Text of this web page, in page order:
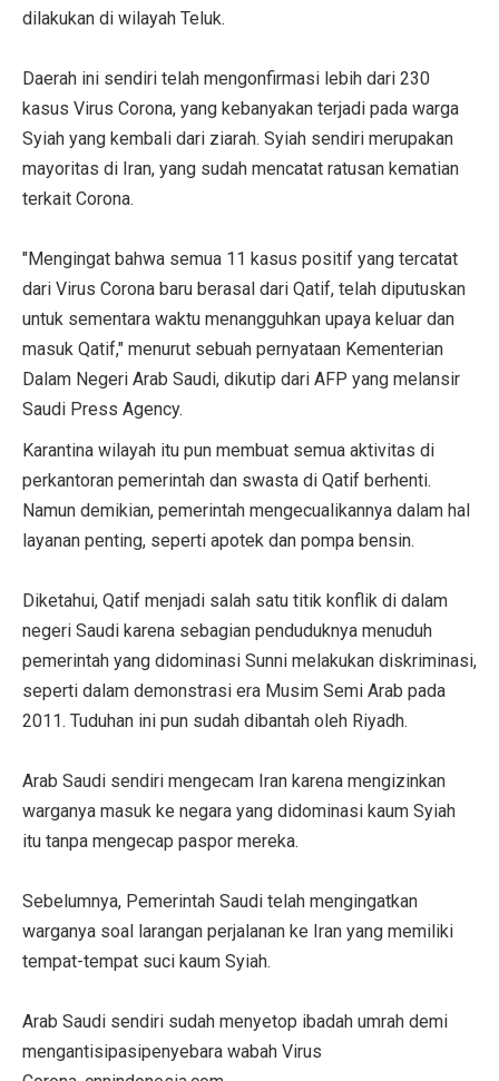
dilakukan di wilayah Teluk.
Daerah ini sendiri telah mengonfirmasi lebih dari 230
kasus Virus Corona, yang kebanyakan terjadi pada warga
Syiah yang kembali dari ziarah. Syiah sendiri merupakan
mayoritas di Iran, yang sudah mencatat ratusan kematian
terkait Corona.
"Mengingat bahwa semua 11 kasus positif yang tercatat
dari Virus Corona baru berasal dari Qatif, telah diputuskan
untuk sementara waktu menangguhkan upaya keluar dan
masuk Qatif," menurut sebuah pernyataan Kementerian
Dalam Negeri Arab Saudi, dikutip dari AFP yang melansir
Saudi Press Agency.
Karantina wilayah itu pun membuat semua aktivitas di
perkantoran pemerintah dan swasta di Qatif berhenti.
Namun demikian, pemerintah mengecualikannya dalam hal
layanan penting, seperti apotek dan pompa bensin.
Diketahui, Qatif menjadi salah satu titik konflik di dalam
negeri Saudi karena sebagian penduduknya menuduh
pemerintah yang didominasi Sunni melakukan diskriminasi,
seperti dalam demonstrasi era Musim Semi Arab pada
2011. Tuduhan ini pun sudah dibantah oleh Riyadh.
Arab Saudi sendiri mengecam Iran karena mengizinkan
warganya masuk ke negara yang didominasi kaum Syiah
itu tanpa mengecap paspor mereka.
Sebelumnya, Pemerintah Saudi telah mengingatkan
warganya soal larangan perjalanan ke Iran yang memiliki
tempat-tempat suci kaum Syiah.
Arab Saudi sendiri sudah menyetop ibadah umrah demi
mengantisipasipenyebara wabah Virus